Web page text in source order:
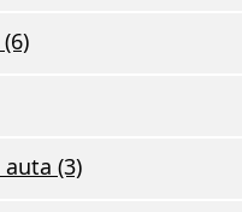
(3)